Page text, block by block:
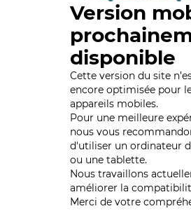
Version
disponible
Cette version du site
encore optimisée pour
appareils mobiles.
Pour une meilleure
nous vous
d'utiliser un ordinateur
ou une tablette.
Nous travaillons
améliorer la
Merci de votre